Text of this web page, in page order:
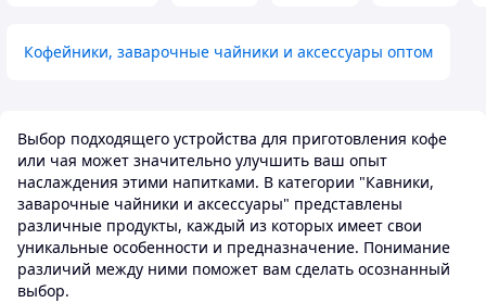
Выбор подходящего устройства для приготовления кофе
или чая может значительно улучшить ваш опыт
наслаждения этими напитками. В категории "Кавники,
заварочные чайники и аксессуары" представлены
различные продукты, каждый из которых имеет свои
уникальные особенности и предназначение. Понимание
различий между ними поможет вам сделать осознанный
выбор.
Кофейники, заварочные чайники и аксессуары оптом